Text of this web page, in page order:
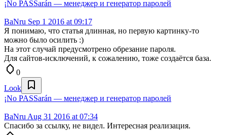
¡No PASSarán — менеджер и генератор паролей
BaNru Sep 1 2016 at 09:17
Я понимаю, что статья длинная, но первую картинку-то
можно было осилить :)
На этот случай предусмотрено обрезание пароля.
Для сайтов-исключений, к сожалению, тоже создаётся база.
0
Look
¡No PASSarán — менеджер и генератор паролей
BaNru Aug 31 2016 at 07:34
Спасибо за ссылку, не видел. Интересная реализация.